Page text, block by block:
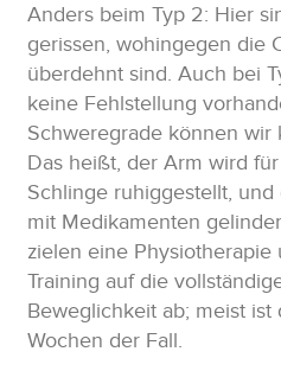
Anders beim Typ 2: Hier
gerissen, wohingegen die
überdehnt sind. Auch bei
keine Fehlstellung
Schweregrade können wir
Das heißt, der Arm wird
Schlinge ruhiggestellt,
mit Medikamenten
zielen eine
Training auf die
Beweglichkeit ab; meist ist
Wochen der Fall.